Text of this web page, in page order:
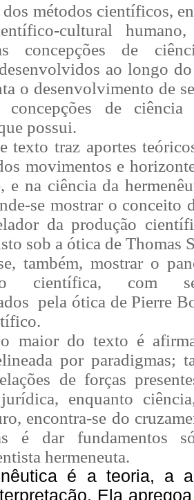
métodos científicos,
cultural
concepções de
ao longo
o desenvolvimento de
concepções de
possui.
texto traz aportes
movimentos e
e na ciência da
se mostrar o conceito
da produção
sob a ótica de Thomas
também, mostrar o
científica, com
pela ótica de Pierre
maior do texto é
por paradigmas;
de forças
enquanto
encontra-se do
é dar fundamentos
hermeneuta.
é a teoria, a
Ela